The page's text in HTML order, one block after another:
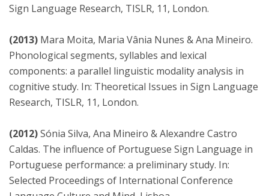
Sign Language Research, TISLR, 11, London.
(2013) Mara Moita, Maria Vânia Nunes & Ana Mineiro.
Phonological segments, syllables and lexical
components: a parallel linguistic modality analysis in
cognitive study. In: Theoretical Issues in Sign Language
Research, TISLR, 11, London.
(2012)Sónia Silva, Ana Mineiro & Alexandre Castro
Caldas. The influence of Portuguese Sign Language in
Portuguese performance: a preliminary study. In:
Selected Proceedings of International Conference